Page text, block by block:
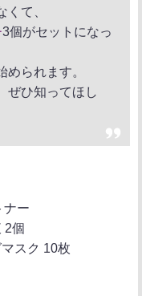
くて、
3個がセットになっ
られます。
ぜひ知ってほし
ナー
2個
スク 10枚